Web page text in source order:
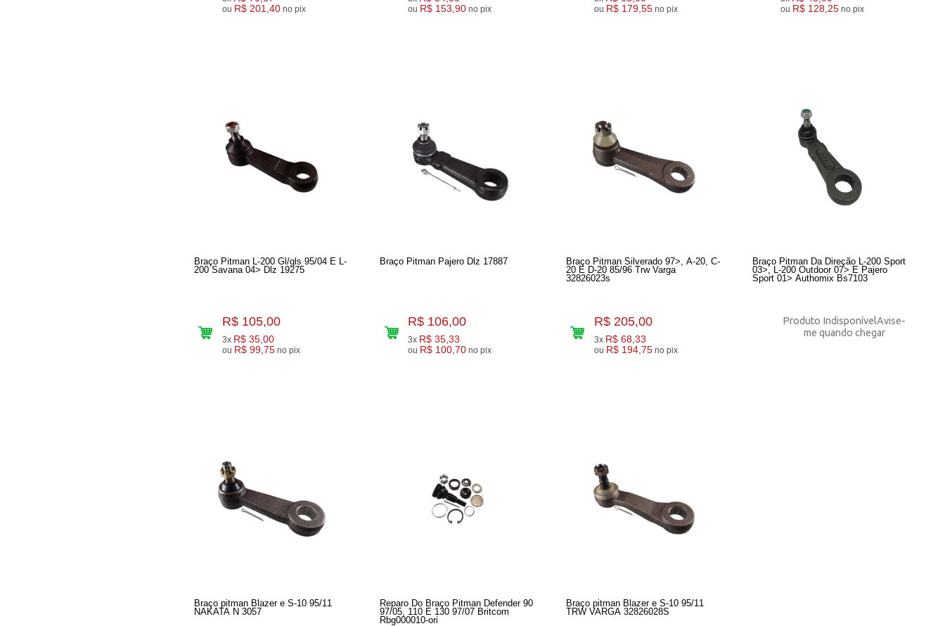
ou R$ 201,40 no pix ou R$ 153,90 no pix ou R$ 179,55 no pix ou R$ 128,25 no pix
Braço Pitman L-200 Gl/gls 95/04 E L-
200 Savana 04> Dlz 19275
R$ 105,00
3x R$ 35,00
ou R$ 99,75 no pix
Braço Pitman Pajero Dlz 17887
R$ 106,00
3x R$ 35,33
ou R$ 100,70 no pix
Braço Pitman Silverado 97>, A-20, C-
20 E D-20 85/96 Trw Varga
32826023s
R$ 205,00
3x R$ 68,33
ou R$ 194,75 no pix
Braço Pitman Da Direção L-200 Sport
03>, L-200 Outdoor 07> E Pajero
Sport 01> Authomix Bs7103
Produto IndisponívelAvise-
me quando chegar
Braço pitman Blazer e S-10 95/11
NAKATA N 3057
Reparo Do Braço Pitman Defender 90
97/05, 110 E 130 97/07 Britcom
Rbg000010-ori
Braço pitman Blazer e S-10 95/11
TRW VARGA 32826028S